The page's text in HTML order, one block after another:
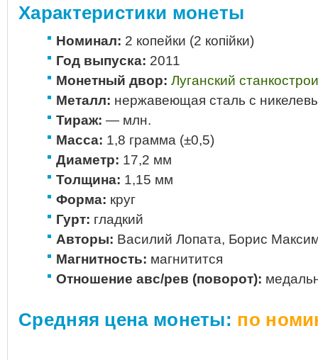
Характеристики монеты
Номинал: 2 копейки (2 копійки)
Год выпуска: 2011
Монетный двор: Луганский
Металл: нержавеющая сталь с
Тираж: — млн.
Масса: 1,8 грамма (±0,5)
Диаметр: 17,2 мм
Толщина: 1,15 мм
Форма: круг
Гурт: гладкий
Авторы: Василий Лопата, Борис
Магнитность: магнитится
Отношение авс/рев (поворот):
Средняя цена монеты: по